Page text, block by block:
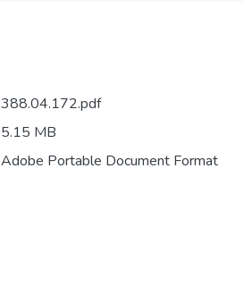
388.04.172.pdf
5.15 MB
Adobe Portable Document Format